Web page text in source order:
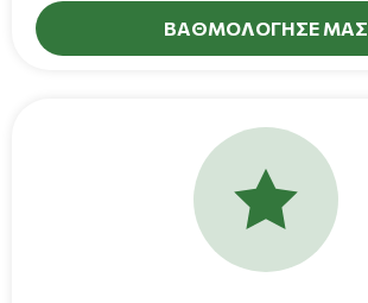
ΒΑΘΜΟΛΟΓΗΣΕ ΜΑΣ